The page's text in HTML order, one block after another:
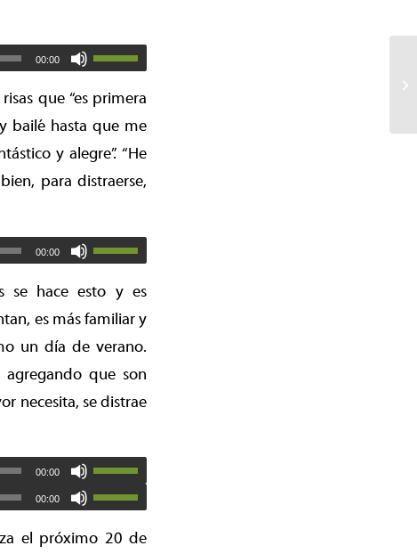
00:00
que “es primera
bailé hasta que me
y alegre”. “He
para distraerse,
00:00
se hace esto y es
es más familiar y
un día de verano.
agregando que son
necesita, se distrae
00:00
00:00
el próximo 20 de